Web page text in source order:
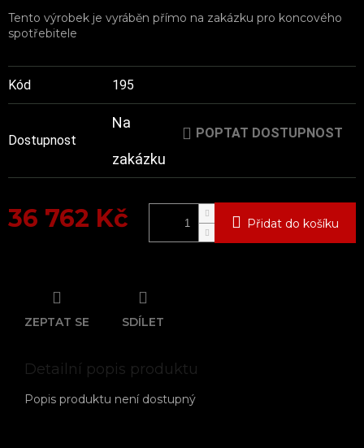
Tento výrobek je vyráběn přímo na zakázku pro koncového
spotřebitele
Kód 195
Dostupnost
Na
zakázku
POPTAT DOSTUPNOST
36 762 Kč Přidat do košíku
ZEPTAT SE SDÍLET
Detailní popis produktu
Popis produktu není dostupný